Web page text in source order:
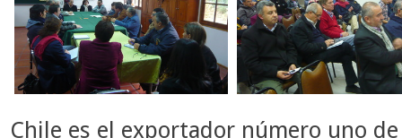
Chile es el exportador número uno